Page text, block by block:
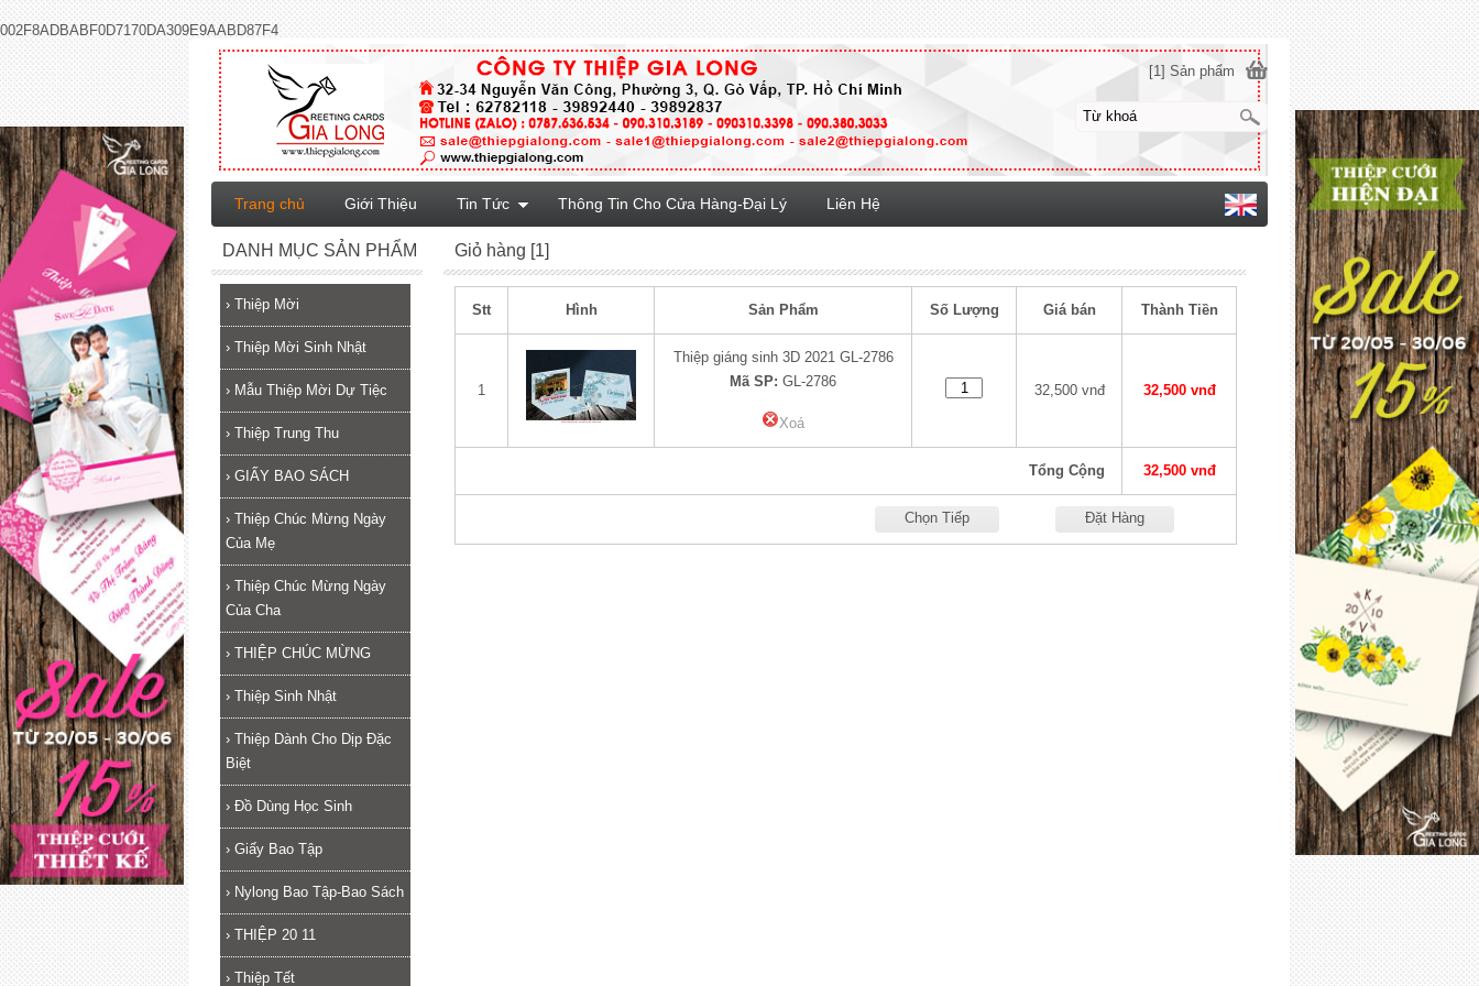
002F8ADBABF0D7170DA309E9AABD87F4
Giỏ hàng [1]
Stt Hình Sản Phẩm Số Lượng Giá bán Thành Tiền
1
Thiệp giáng sinh 3D 2021 GL-2786
Mã SP: GL-2786
Xoá
32,500 vnđ 32,500 vnđ
Tổng Cộng 32,500 vnđ
Đặt Hàng
Chọn Tiếp
DANH MỤC SẢN PHẨM
› Thiệp Mời
› Thiệp Mời Sinh Nhật
› Mẫu Thiệp Mời Dự Tiệc
› Thiệp Trung Thu
› GIẤY BAO SÁCH
› Thiệp Chúc Mừng Ngày
Của Mẹ
› Thiệp Chúc Mừng Ngày
Của Cha
› THIỆP CHÚC MỪNG
› Thiệp Sinh Nhật
› Thiệp Dành Cho Dịp Đặc
Biệt
› Đồ Dùng Học Sinh
› Giấy Bao Tập
› Nylong Bao Tập-Bao Sách
› THIỆP 20 11
› Thiệp Tết
[1] Sản phẩm
Trang chủ Giới Thiệu Tin Tức Thông Tin Cho Cửa Hàng-Đại Lý Liên Hệ